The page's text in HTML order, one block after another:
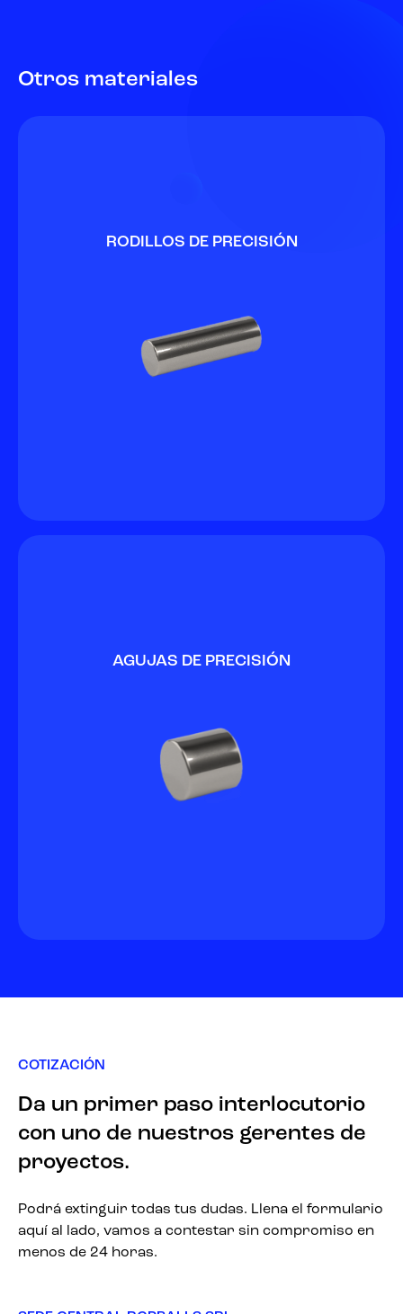
Otros materiales
RODILLOS DE PRECISIÓN
AGUJAS DE PRECISIÓN
COTIZACIÓN
Da un primer paso interlocutorio
con uno de nuestros gerentes de
proyectos.
Podrá extinguir todas tus dudas. Llena el formulario
aquí al lado, vamos a contestar sin compromiso en
menos de 24 horas.